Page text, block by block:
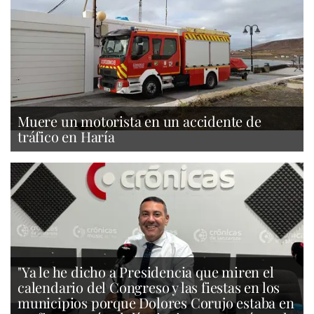
Muere un motorista en un accidente de
tráfico en Haría
"Ya le he dicho a Presidencia que miren el
calendario del Congreso y las fiestas en los
municipios porque Dolores Corujo estaba en